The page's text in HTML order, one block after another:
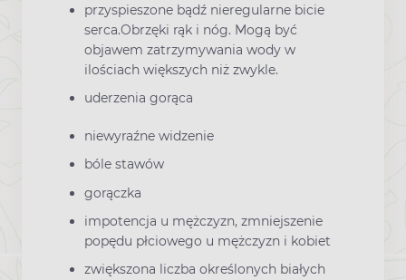
przyspieszone bądź nieregularne bicie
serca.Obrzęki rąk i nóg. Mogą być
objawem zatrzymywania wody w
ilościach większych niż zwykle.
uderzenia gorąca
niewyraźne widzenie
bóle stawów
gorączka
impotencja u mężczyzn, zmniejszenie
popędu płciowego u mężczyzn i kobiet
zwiększona liczba określonych białych